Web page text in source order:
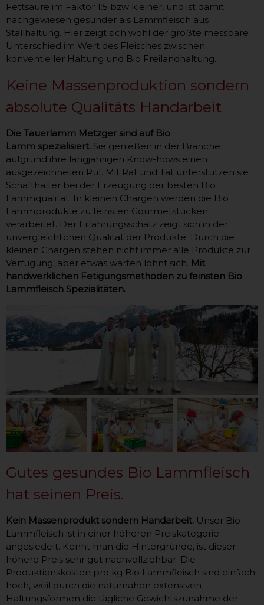
Fettsäure im Faktor 1:5 bzw kleiner, und ist damit
nachgewiesen gesünder als Lammfleisch aus
Stallhaltung. Hier zeigt sich wohl der größte messbare
Unterschied im Wert des Fleisches zwischen
konventieller Haltung und Bio Freilandhaltung.
Keine Massenproduktion sondern
absolute Qualitäts Handarbeit
Die Tauerlamm Metzger sind auf Bio
Lamm spezialisiert. Sie genießen in der Branche
aufgrund ihre langjährigen Know-hows einen
ausgezeichneten Ruf. Mit Rat und Tat unterstützen sie
Schafthalter bei der Erzeugung der besten Bio
Lammqualität. In kleinen Chargen werden die Bio
Lammprodukte zu feinsten Gourmetstücken
verarbeitet. Der Erfahrungsschatz zeigt sich in der
unvergleichlichen Qualität der Produkte. Durch die
kleinen Chargen stehen nicht immer alle Produkte zur
Verfügung, aber etwas warten lohnt sich. Mit
handwerklichen Fetigungsmethoden zu feinsten Bio
Lammfleisch Spezialitäten.
Gutes gesundes Bio Lammfleisch
hat seinen Preis.
Kein Massenprodukt sondern Handarbeit. Unser Bio
Lammfleisch ist in einer höheren Preiskategorie
angesiedelt. Kennt man die Hintergründe, ist dieser
höhere Preis sehr gut nachvollziehbar. Die
Produktionskosten pro kg Bio Lammfleisch sind einfach
hoch, weil durch die naturnahen extensiven
Haltungsformen die tägliche Gewichtszunahme der